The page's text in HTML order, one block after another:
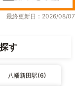
最終更新日：2026/08/07
す
八幡新田駅(6)